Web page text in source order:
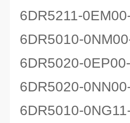
6DR5211-
6DR5010-
6DR5020-
6DR5020-
6DR5010-